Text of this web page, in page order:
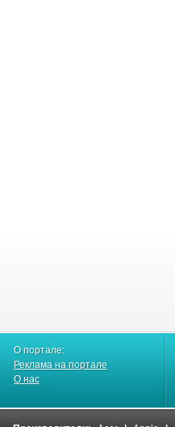
О портале:
Реклама на портале
О нас